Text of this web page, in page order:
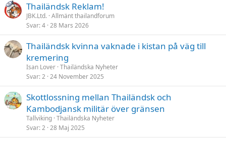
Thailändsk Reklam!
JBK.Ltd. Allmänt thailandforum
Svar 4 28 Mars 2026
Thailändsk kvinna vaknade i kistan på väg till
kremering
Isan Lover Thailändska Nyheter
Svar 2 24 November 2025
Skottlossning mellan Thailändsk och
Kambodjansk militär över gränsen
Tallviking Thailändska Nyheter
Svar 2 28 Maj 2025